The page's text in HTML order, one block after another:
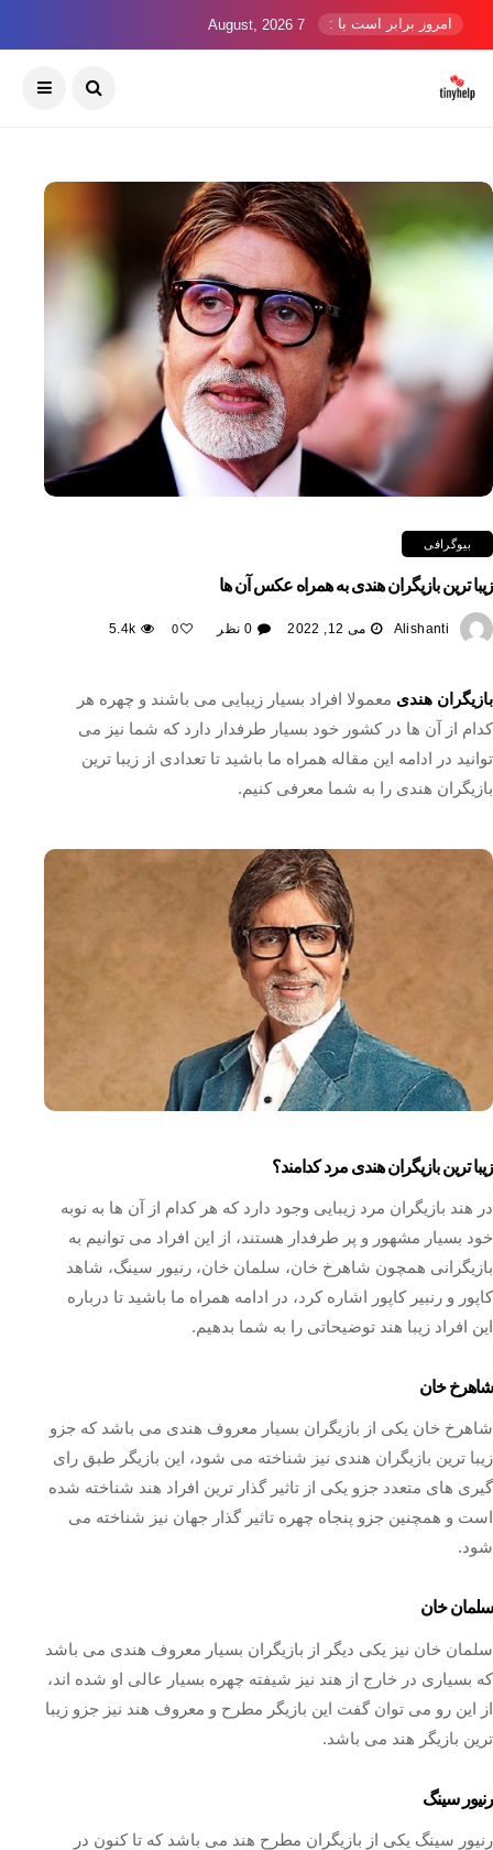
امروز برابر است با : 7 August, 2026
بیوگرافی
زیبا ترین بازیگران هندی به همراه عکس آن ها
Alishanti می 12, 2022 0 نظر 0
5.4k
بازیگران هندی معمولا افراد بسیار زیبایی می باشند و چهره هر
کدام از آن ها در کشور خود بسیار طرفدار دارد که شما نیز می
توانید در ادامه این مقاله همراه ما باشید تا تعدادی از زیبا ترین
بازیگران هندی را به شما معرفی کنیم.
زیبا ترین بازیگران هندی مرد کدامند؟
در هند بازیگران مرد زیبایی وجود دارد که هر کدام از آن ها به نوبه
خود بسیار مشهور و پر طرفدار هستند، از این افراد می توانیم به
بازیگرانی همچون شاهرخ خان، سلمان خان، رنیور سینگ، شاهد
کاپور و رنبیر کاپور اشاره کرد، در ادامه همراه ما باشید تا درباره
این افراد زیبا هند توضیحاتی را به شما بدهیم.
شاهرخ خان
شاهرخ خان یکی از بازیگران بسیار معروف هندی می باشد که جزو
زیبا ترین بازیگران هندی نیز شناخته می شود، این بازیگر طبق رای
گیری های متعدد جزو یکی از تاثیر گذار ترین افراد هند شناخته شده
است و همچنین جزو پنجاه چهره تاثیر گذار جهان نیز شناخته می
شود.
سلمان خان
سلمان خان نیز یکی دیگر از بازیگران بسیار معروف هندی می باشد
که بسیاری در خارج از هند نیز شیفته چهره بسیار عالی او شده اند،
از این رو می توان گفت این بازیگر مطرح و معروف هند نیز جزو زیبا
ترین بازیگر هند می باشد.
رنیور سینگ
رنیور سینگ یکی از بازیگران مطرح هند می باشد که تا کنون در